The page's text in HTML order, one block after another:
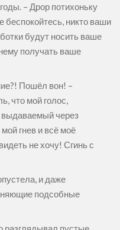
– Дрор потихоньку
беспокойтесь, никто ваши
будут носить ваше
получать ваше
Пошёл вон! –
что мой голос,
через
гнев и всё моё
не хочу! Сгинь с
и даже
подсобные